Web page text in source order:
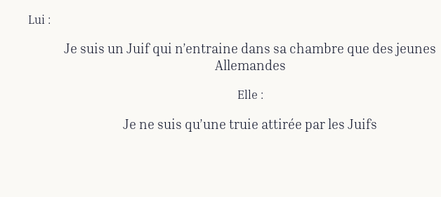
Lui :
Je suis un Juif qui n’entraine dans sa chambre que des jeunes
Allemandes
Elle :
Je ne suis qu’une truie attirée par les Juifs